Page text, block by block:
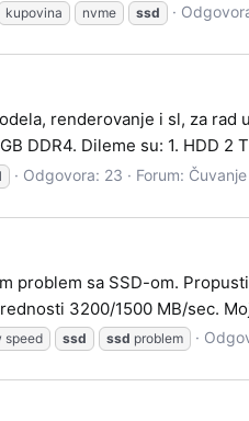
kupovina nvme ssd
renderovanje i sl, za
DDR4. Dileme su: 1. HDD
Odgovora: 23 Forum:
problem sa SSD-om.
3200/1500 MB/sec.
speed ssd ssd problem